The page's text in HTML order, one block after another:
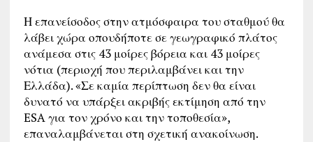
Η επανείσοδος στην ατμόσφαιρα του σταθμού θα
λάβει χώρα οπουδήποτε σε γεωγραφικό πλάτος
ανάμεσα στις 43 μοίρες βόρεια και 43 μοίρες
νότια (περιοχή που περιλαμβάνει και την
Ελλάδα). «Σε καμία περίπτωση δεν θα είναι
δυνατό να υπάρξει ακριβής εκτίμηση από την
ESA για τον χρόνο και την τοποθεσία»,
επαναλαμβάνεται στη σχετική ανακοίνωση.